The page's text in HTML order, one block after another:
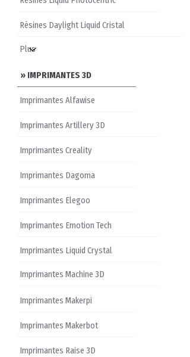
Résines Daylight Liquid Cristal
» IMPRIMANTES 3D
Imprimantes Alfawise
Imprimantes Artillery 3D
Imprimantes Creality
Imprimantes Dagoma
Imprimantes Elegoo
Imprimantes Emotion Tech
Imprimantes Liquid Crystal
Imprimantes Machine 3D
Imprimantes Makerpi
Imprimantes Makerbot
Imprimantes Raise 3D